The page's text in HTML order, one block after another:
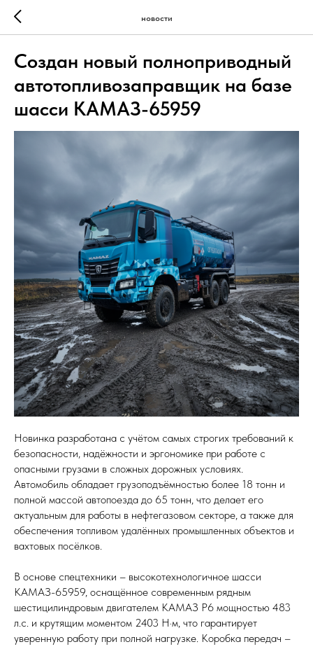
новости
Создан новый полноприводный
автотопливозаправщик на базе
шасси КАМАЗ-65959
Новинка разработана с учётом самых строгих требований к
безопасности, надёжности и эргономике при работе с
опасными грузами в сложных дорожных условиях.
Автомобиль обладает грузоподъёмностью более 18 тонн и
полной массой автопоезда до 65 тонн, что делает его
актуальным для работы в нефтегазовом секторе, а также для
обеспечения топливом удалённых промышленных объектов и
вахтовых посёлков.
В основе спецтехники – высокотехнологичное шасси
КАМАЗ-65959, оснащённое современным рядным
шестицилиндровым двигателем KAMAЗ Р6 мощностью 483
л.с. и крутящим моментом 2403 Н·м, что гарантирует
уверенную работу при полной нагрузке. Коробка передач –